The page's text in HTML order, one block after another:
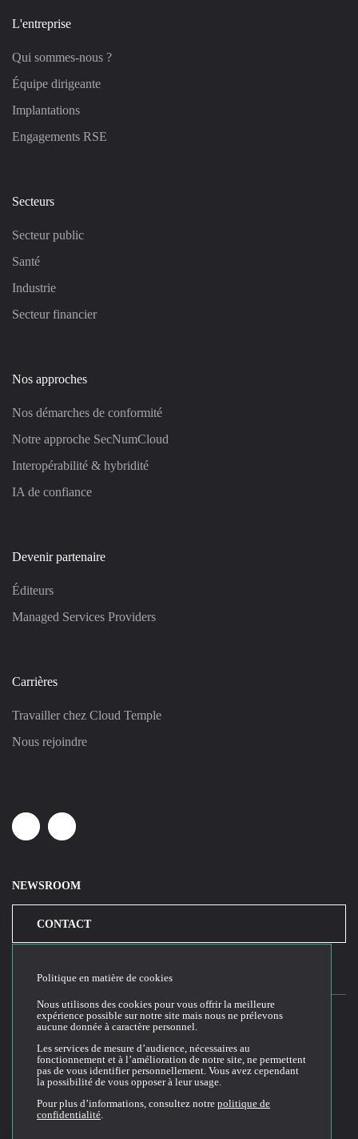
L'entreprise
Qui sommes-nous ?
Équipe dirigeante
Implantations
Engagements RSE
Secteurs
Secteur public
Santé
Industrie
Secteur financier
Nos approches
Nos démarches de conformité
Notre approche SecNumCloud
Interopérabilité & hybridité
IA de confiance
Devenir partenaire
Éditeurs
Managed Services Providers
Carrières
Travailler chez Cloud Temple
Nous rejoindre
LinkedinYoutube
NEWSROOM
CONTACT
Conditions générales d'utilisation du site web
Politique de confidentialité
Politique de cookies
Conditions Générales de Vente et Utilisation (CGVU)
Politique en matière de cookies
Nous utilisons des cookies pour vous offrir la meilleure
expérience possible sur notre site mais nous ne prélevons
aucune donnée à caractère personnel.
Les services de mesure d’audience, nécessaires au
fonctionnement et à l’amélioration de notre site, ne permettent
pas de vous identifier personnellement. Vous avez cependant
la possibilité de vous opposer à leur usage.
Pour plus d’informations, consultez notre politique de
confidentialité.